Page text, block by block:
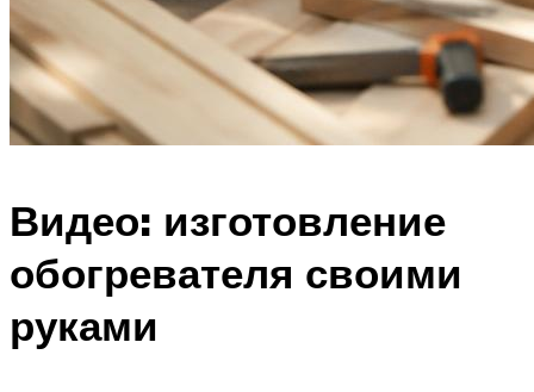
Видео: изготовление
обогревателя своими
руками